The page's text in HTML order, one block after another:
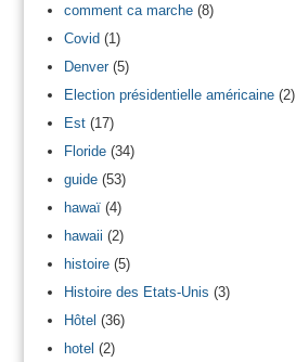
comment ca marche(8)
Covid(1)
Denver(5)
Election présidentielle américaine(2)
Est(17)
Floride(34)
guide(53)
hawaï(4)
hawaii (2)
histoire(5)
Histoire des Etats-Unis (3)
Hôtel (36)
hotel (2)